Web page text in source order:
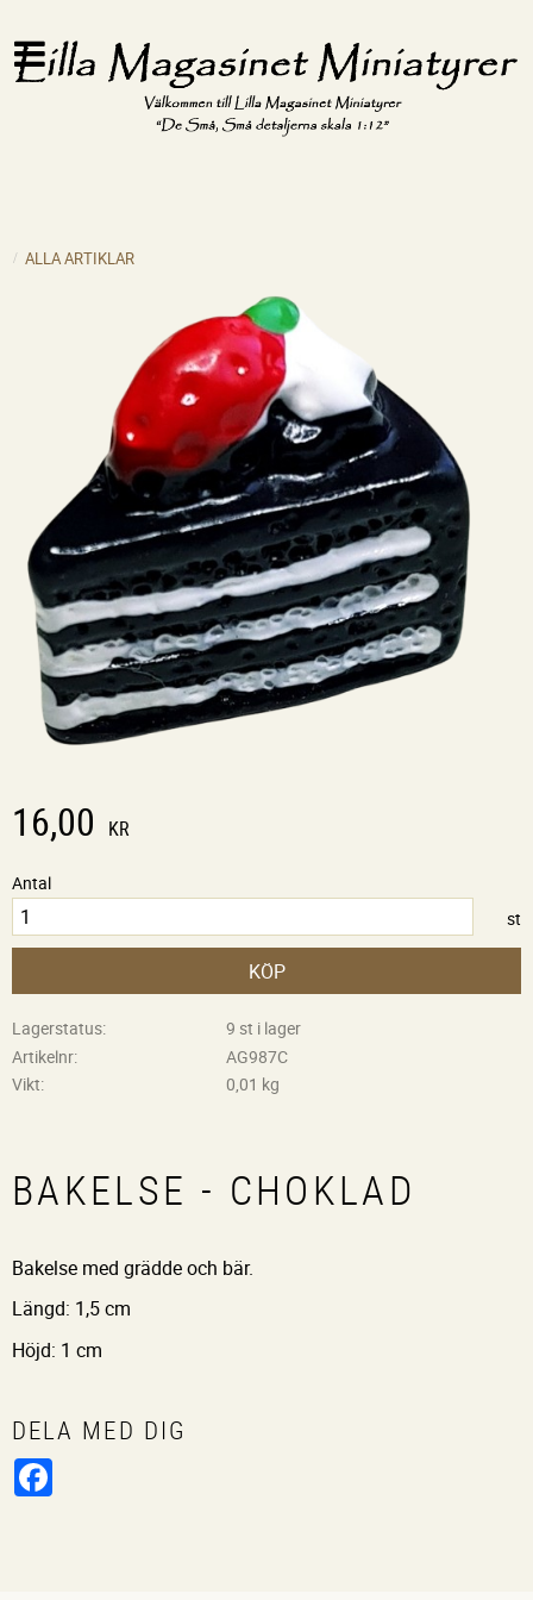
ALLA ARTIKLAR
16,00 KR
Antal
st
KÖP
Lagerstatus
9 st i lager
Artikelnr
AG987C
Vikt
0,01 kg
BAKELSE - CHOKLAD
Bakelse med grädde och bär.
Längd: 1,5 cm
Höjd: 1 cm
DELA MED DIG